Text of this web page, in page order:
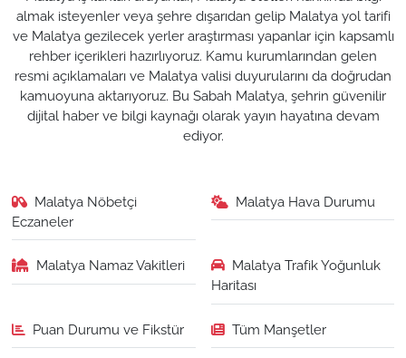
almak isteyenler veya şehre dışarıdan gelip Malatya yol tarifi
ve Malatya gezilecek yerler araştırması yapanlar için kapsamlı
rehber içerikleri hazırlıyoruz. Kamu kurumlarından gelen
resmi açıklamaları ve Malatya valisi duyurularını da doğrudan
kamuoyuna aktarıyoruz. Bu Sabah Malatya, şehrin güvenilir
dijital haber ve bilgi kaynağı olarak yayın hayatına devam
ediyor.
Malatya Nöbetçi
Eczaneler
Malatya Hava Durumu
Malatya Namaz Vakitleri
Malatya Trafik Yoğunluk
Haritası
Puan Durumu ve Fikstür Tüm Manşetler